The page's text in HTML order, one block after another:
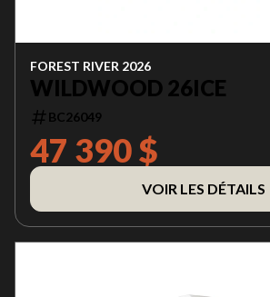
FOREST RIVER 2026
WILDWOOD 26ICE
BC26049
47 390 $
VOIR LES DÉTAILS